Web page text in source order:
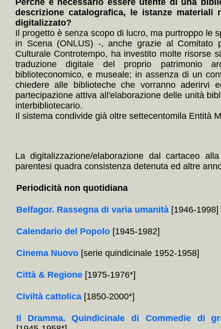
Perché è necessario essere utente di una
descrizione catalografica, le istanze
digitalizzato?
Il progetto è senza scopo di lucro, ma purtroppo le
in Scena (ONLUS) -, anche grazie al Comitato
Culturale Controtempo, ha investito molte risorse
traduzione digitale del proprio patrimonio
biblioteconomico, e museale; in assenza di un
chiedere alle biblioteche che vorranno aderirvi
partecipazione attiva all'elaborazione delle unità
interbibliotecario.
Il sistema condivide già oltre settecentomila Entità
La digitalizzazione/elaborazione dal cartaceo
parentesi quadra consistenza detenuta ed altre
Periodicità non quotidiana
Belfagor. Rassegna di varia umanità [1946-1998]
Calendario del Popolo [1945-1982]
Cinema Nuovo [serie quindicinale 1952-1958]
Città & Regione [1975-1976*]
Civiltà cattolica [1850-2000*]
Il Dramma. Quindicinale di Commedie di